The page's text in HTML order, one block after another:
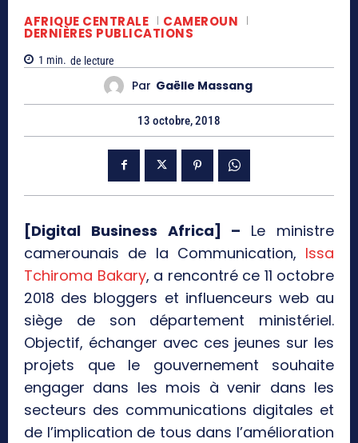
AFRIQUE CENTRALE CAMEROUN
DERNIÈRES PUBLICATIONS
1 min. de lecture
Par Gaëlle Massang
13 octobre, 2018
[Digital Business Africa] – Le ministre
camerounais de la Communication, Issa
Tchiroma Bakary, a rencontré ce 11 octobre
2018 des bloggers et influenceurs web au
siège de son département ministériel.
Objectif, échanger avec ces jeunes sur les
projets que le gouvernement souhaite
engager dans les mois à venir dans les
secteurs des communications digitales et
de l’implication de tous dans l’amélioration